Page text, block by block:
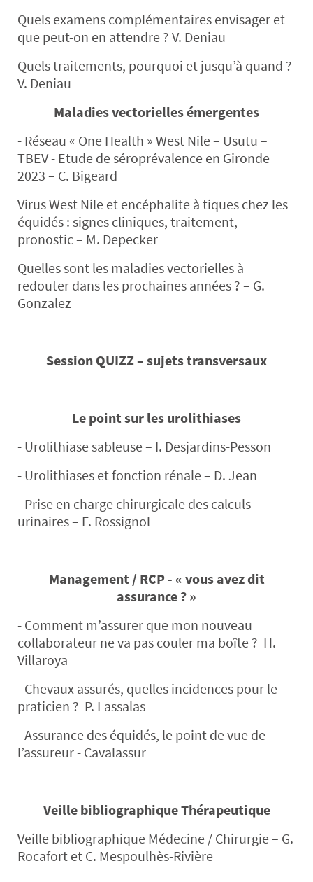
Quels examens complémentaires envisager et
que peut-on en attendre ? V. Deniau
Quels traitements, pourquoi et jusqu’à quand ?
V. Deniau
Maladies vectorielles émergentes
- Réseau « One Health » West Nile – Usutu –
TBEV - Etude de séroprévalence en Gironde
2023 – C. Bigeard
Virus West Nile et encéphalite à tiques chez les
équidés : signes cliniques, traitement,
pronostic – M. Depecker
Quelles sont les maladies vectorielles à
redouter dans les prochaines années ? – G.
Gonzalez
Session QUIZZ – sujets transversaux
Le point sur les urolithiases
- Urolithiase sableuse – I. Desjardins-Pesson
- Urolithiases et fonction rénale – D. Jean
- Prise en charge chirurgicale des calculs
urinaires – F. Rossignol
Management / RCP - « vous avez dit
assurance ? »
- Comment m’assurer que mon nouveau
collaborateur ne va pas couler ma boîte ? H.
Villaroya
- Chevaux assurés, quelles incidences pour le
praticien ? P. Lassalas
- Assurance des équidés, le point de vue de
l’assureur - Cavalassur
Veille bibliographique Thérapeutique
Veille bibliographique Médecine / Chirurgie – G.
Rocafort et C. Mespoulhès-Rivière